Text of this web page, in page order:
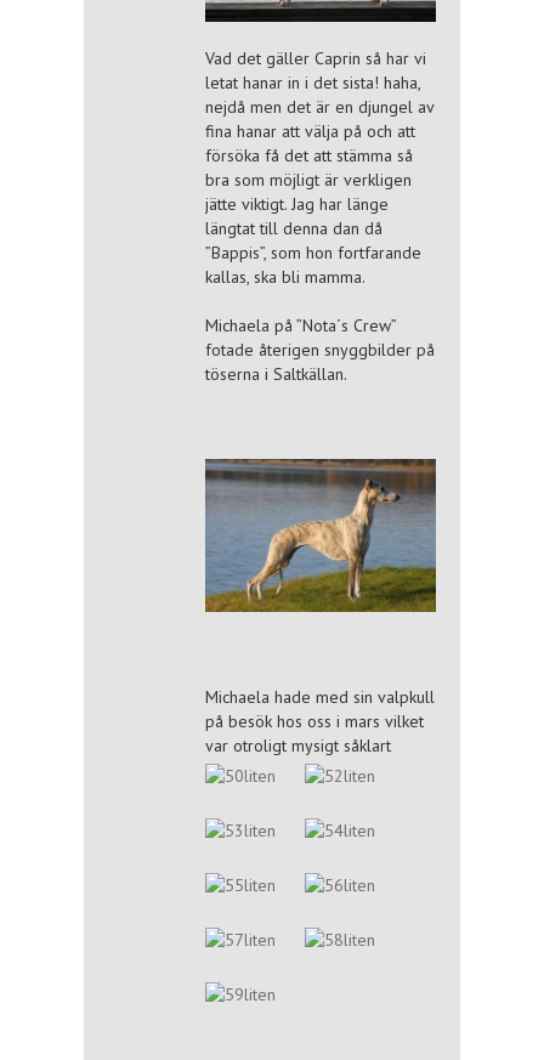
Vad det gäller Caprin så har vi
letat hanar in i det sista! haha,
nejdå men det är en djungel av
fina hanar att välja på och att
försöka få det att stämma så
bra som möjligt är verkligen
jätte viktigt. Jag har länge
längtat till denna dan då
”Bappis”, som hon fortfarande
kallas, ska bli mamma.
Michaela på ”Nota´s Crew”
fotade återigen snyggbilder på
töserna i Saltkällan.
Michaela hade med sin valpkull
på besök hos oss i mars vilket
var otroligt mysigt såklart